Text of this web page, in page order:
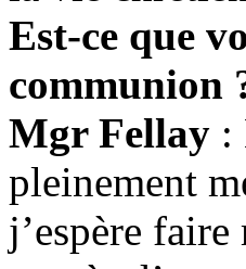
Est-ce que
communion
Mgr Fellay :
pleinement
j’espère